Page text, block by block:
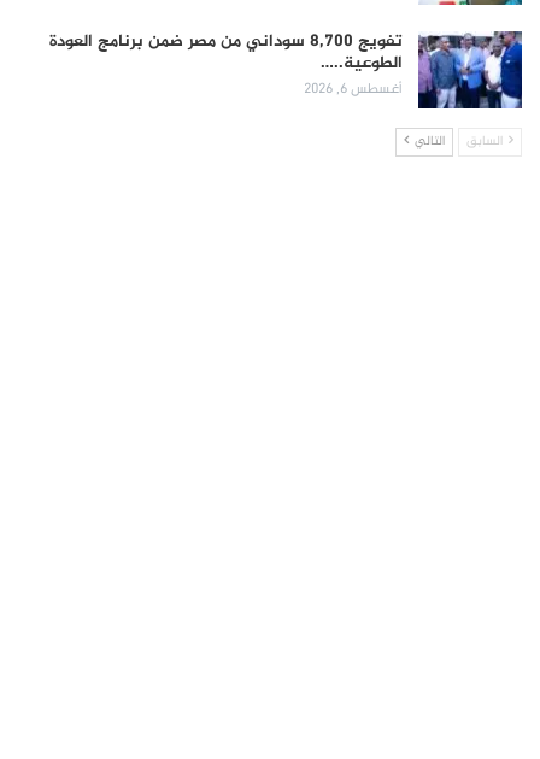
تفويج 8,700 سوداني من مصر ضمن برنامج العودة
الطوعية..…
أغسطس 6, 2026
السابق التالي